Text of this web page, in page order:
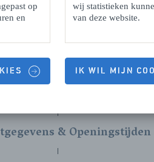
op
en
wij statistieken
van deze website.
IK WIL MIJN
& Openingstijden